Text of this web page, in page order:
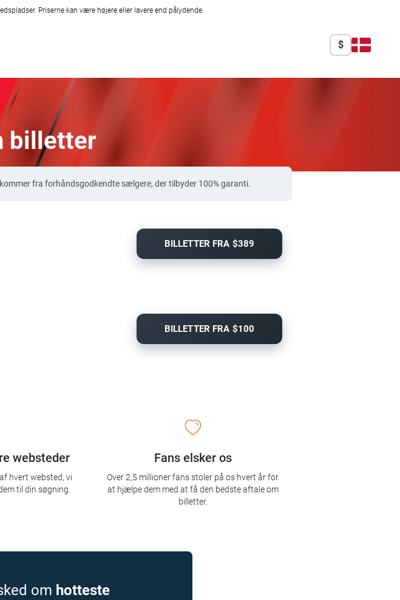
Priserne kan være højere eller lavere end pålydende.
$
billetter
fra forhåndsgodkendte sælgere, der tilbyder 100% garanti.
BILLETTER FRA $389
BILLETTER FRA $100
websteder
​​hvert websted, vi
til din søgning.
Fans elsker os
Over 2,5 millioner fans stoler på os hvert år for
at hjælpe dem med at få den bedste aftale om
billetter.
om hotteste